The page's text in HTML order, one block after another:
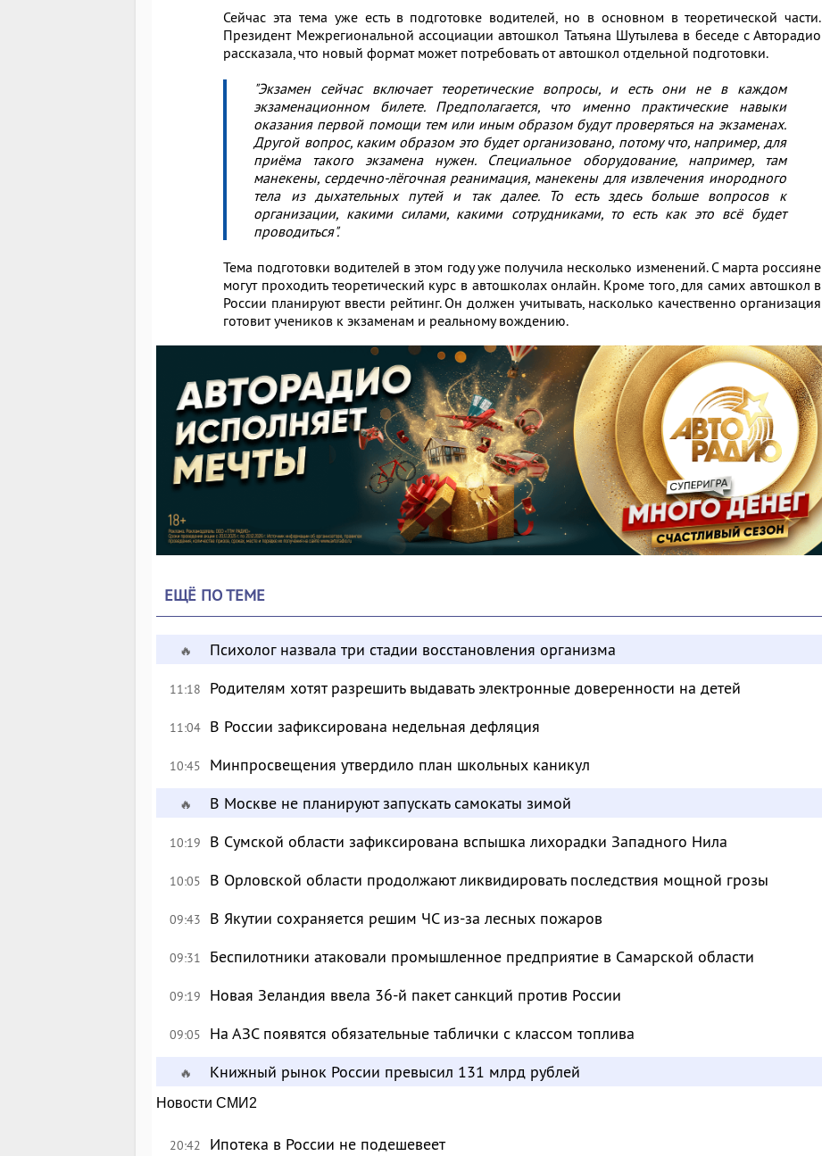
Сейчас эта тема уже есть в подготовке водителей, но в основном в теоретической части.
Президент Межрегиональной ассоциации автошкол Татьяна Шутылева в беседе с Авторадио
рассказала, что новый формат может потребовать от автошкол отдельной подготовки.
"Экзамен сейчас включает теоретические вопросы, и есть они не в каждом
экзаменационном билете. Предполагается, что именно практические навыки
оказания первой помощи тем или иным образом будут проверяться на экзаменах.
Другой вопрос, каким образом это будет организовано, потому что, например, для
приёма такого экзамена нужен. Специальное оборудование, например, там
манекены, сердечно-лёгочная реанимация, манекены для извлечения инородного
тела из дыхательных путей и так далее. То есть здесь больше вопросов к
организации, какими силами, какими сотрудниками, то есть как это всё будет
проводиться".
Тема подготовки водителей в этом году уже получила несколько изменений. С марта россияне
могут проходить теоретический курс в автошколах онлайн. Кроме того, для самих автошкол в
России планируют ввести рейтинг. Он должен учитывать, насколько качественно организация
готовит учеников к экзаменам и реальному вождению.
ЕЩЁ ПО ТЕМЕ
🔥 Психолог назвала три стадии восстановления организма
11:18 Родителям хотят разрешить выдавать электронные доверенности на детей
11:04 В России зафиксирована недельная дефляция
10:45 Минпросвещения утвердило план школьных каникул
🔥 В Москве не планируют запускать самокаты зимой
10:19 В Сумской области зафиксирована вспышка лихорадки Западного Нила
10:05 В Орловской области продолжают ликвидировать последствия мощной грозы
09:43 В Якутии сохраняется решим ЧС из-за лесных пожаров
09:31 Беспилотники атаковали промышленное предприятие в Самарской области
09:19 Новая Зеландия ввела 36-й пакет санкций против России
09:05 На АЗС появятся обязательные таблички с классом топлива
🔥 Книжный рынок России превысил 131 млрд рублей
Новости СМИ2
20:42 Ипотека в России не подешевеет